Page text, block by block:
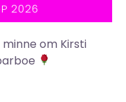
2026
minne om Kirsti